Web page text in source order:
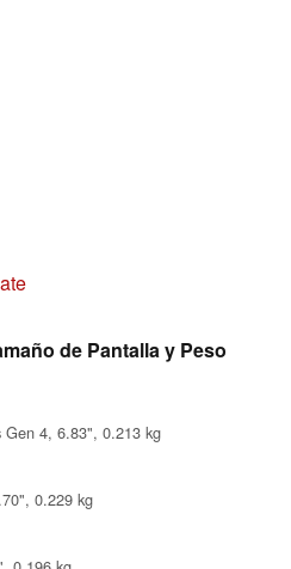
de Pantalla y Peso
4, 6.83", 0.213 kg
0.229 kg